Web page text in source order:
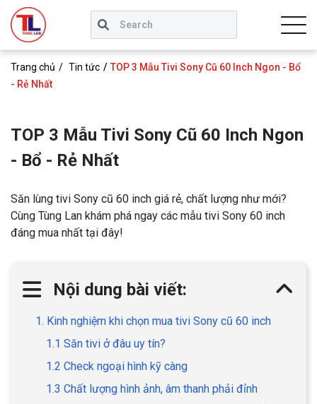
Trang chủ Tin tức
TOP 3 Mẫu Tivi Sony Cũ 60 Inch Ngon - Bổ
- Rẻ Nhất
TOP 3 Mẫu Tivi Sony Cũ 60 Inch Ngon
- Bổ - Rẻ Nhất
Săn lùng tivi Sony cũ 60 inch giá rẻ, chất lượng như mới?
Cùng Tùng Lan khám phá ngay các mẫu tivi Sony 60 inch
đáng mua nhất tại đây!
Nội dung bài viết:
1. Kinh nghiệm khi chọn mua tivi Sony cũ 60 inch
1.1 Săn tivi ở đâu uy tín?
1.2 Check ngoại hình kỹ càng
1.3 Chất lượng hình ảnh, âm thanh phải đỉnh